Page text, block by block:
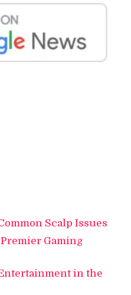
Scalp Issues
Gaming
in the